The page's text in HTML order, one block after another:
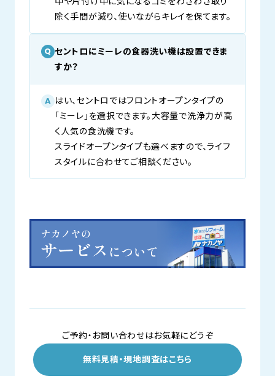
除く手間が減り、使いながらキレイを保てます。
Q セントロにミーレの食器洗い機は設置できま
すか？
A はい、セントロではフロントオープンタイプの
「ミーレ」を選択できます。大容量で洗浄力が高
く人気の食洗機です。
スライドオープンタイプも選べますので、ライフ
スタイルに合わせてご相談ください。
ご予約・お問い合わせはお気軽にどうぞ
無料見積・現地調査はこちら